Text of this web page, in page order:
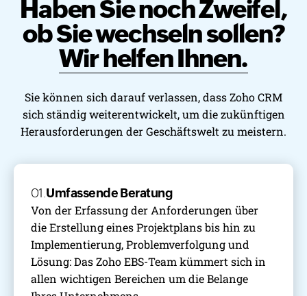
Haben Sie noch Zweifel,
ob Sie wechseln sollen?
Wir helfen Ihnen.
Sie können sich darauf verlassen, dass Zoho CRM
sich ständig weiterentwickelt, um die zukünftigen
Herausforderungen der Geschäftswelt zu meistern.
01. Umfassende Beratung
Von der Erfassung der Anforderungen über
die Erstellung eines Projektplans bis hin zu
Implementierung, Problemverfolgung und
Lösung: Das Zoho EBS-Team kümmert sich in
allen wichtigen Bereichen um die Belange